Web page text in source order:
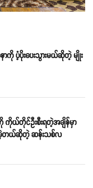
ကို ပံ့ပိုးပေးသွားမယ်ဆိုတဲ့ မျိုး
ကိုယ်တိုင်ဦးစီးရတဲ့အချိန်မှာ
တယ်ဆိုတဲ့ ဆန်းသစ်လ